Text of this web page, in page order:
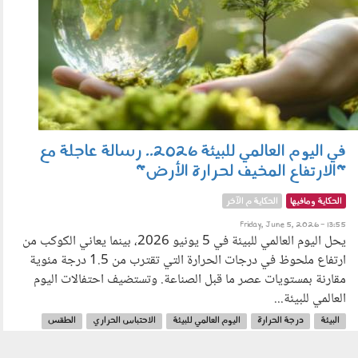
في اليوم العالمي للبيئة 2026.. رسالة عاجلة مع
"الارتفاع المخيف لحرارة الأرض"
الحكاية ومافيها الحكاية م الآخر
Friday, June 5, 2026 - 13:55
يحل اليوم العالمي للبيئة في 5 يونيو 2026، بينما يعاني الكوكب من
ارتفاع ملحوظ في درجات الحرارة التي تقترب من 1.5 درجة مئوية
مقارنة بمستويات عصر ما قبل الصناعة. وتستضيف احتفالات اليوم
العالمي للبيئة...
البيئة درجة الحرارة اليوم العالمي للبيئة الاحتباس الحراري
الطقس